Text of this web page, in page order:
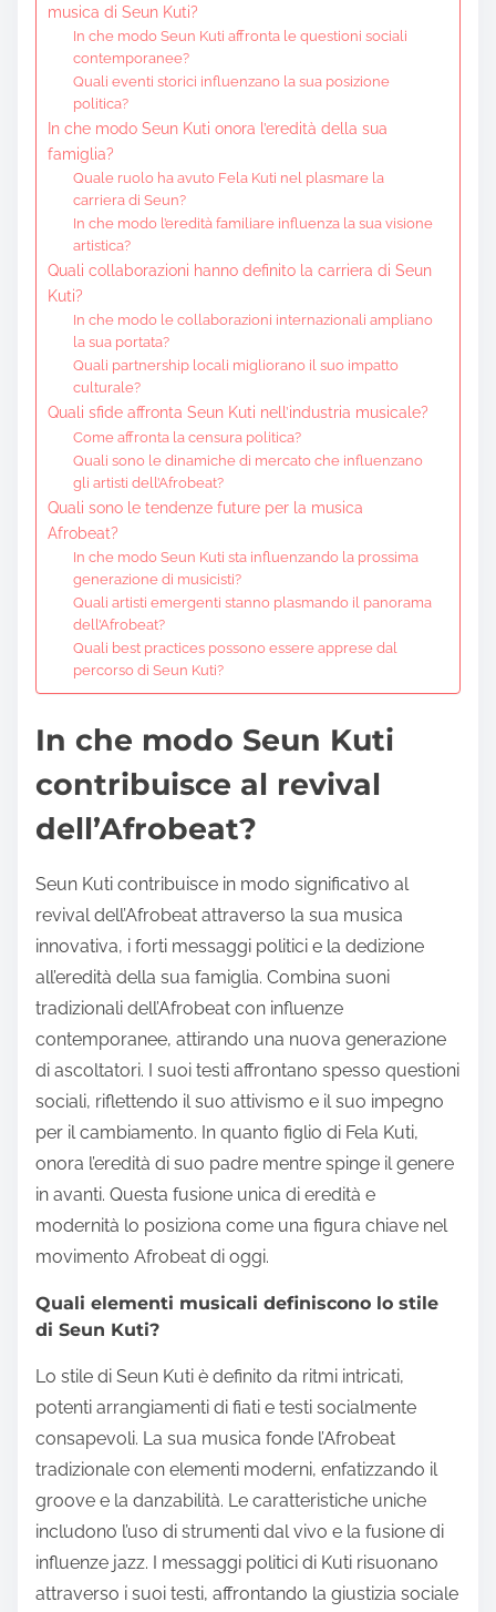
musica di Seun Kuti?
In che modo Seun Kuti affronta le questioni sociali
contemporanee?
Quali eventi storici influenzano la sua posizione
politica?
In che modo Seun Kuti onora l’eredità della sua
famiglia?
Quale ruolo ha avuto Fela Kuti nel plasmare la
carriera di Seun?
In che modo l’eredità familiare influenza la sua visione
artistica?
Quali collaborazioni hanno definito la carriera di Seun
Kuti?
In che modo le collaborazioni internazionali ampliano
la sua portata?
Quali partnership locali migliorano il suo impatto
culturale?
Quali sfide affronta Seun Kuti nell’industria musicale?
Come affronta la censura politica?
Quali sono le dinamiche di mercato che influenzano
gli artisti dell’Afrobeat?
Quali sono le tendenze future per la musica
Afrobeat?
In che modo Seun Kuti sta influenzando la prossima
generazione di musicisti?
Quali artisti emergenti stanno plasmando il panorama
dell’Afrobeat?
Quali best practices possono essere apprese dal
percorso di Seun Kuti?
In che modo Seun Kuti
contribuisce al revival
dell’Afrobeat?
Seun Kuti contribuisce in modo significativo al
revival dell’Afrobeat attraverso la sua musica
innovativa, i forti messaggi politici e la dedizione
all’eredità della sua famiglia. Combina suoni
tradizionali dell’Afrobeat con influenze
contemporanee, attirando una nuova generazione
di ascoltatori. I suoi testi affrontano spesso questioni
sociali, riflettendo il suo attivismo e il suo impegno
per il cambiamento. In quanto figlio di Fela Kuti,
onora l’eredità di suo padre mentre spinge il genere
in avanti. Questa fusione unica di eredità e
modernità lo posiziona come una figura chiave nel
movimento Afrobeat di oggi.
Quali elementi musicali definiscono lo stile
di Seun Kuti?
Lo stile di Seun Kuti è definito da ritmi intricati,
potenti arrangiamenti di fiati e testi socialmente
consapevoli. La sua musica fonde l’Afrobeat
tradizionale con elementi moderni, enfatizzando il
groove e la danzabilità. Le caratteristiche uniche
includono l’uso di strumenti dal vivo e la fusione di
influenze jazz. I messaggi politici di Kuti risuonano
attraverso i suoi testi, affrontando la giustizia sociale